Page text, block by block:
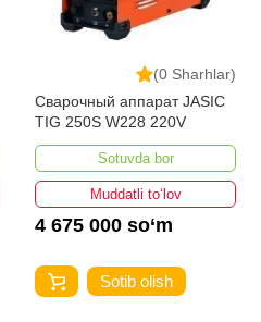
(0 Sharhlar)
Сварочный аппарат JASIC
TIG 250S W228 220V
Sotuvda bor
Muddatli to‘lov
4 675 000 so‘m
Sotib olish